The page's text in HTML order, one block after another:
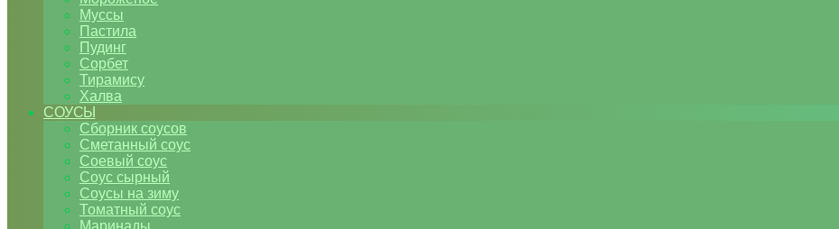
Муссы
Пастила
Пудинг
Сорбет
Тирамису
Халва
СОУСЫ
Сборник соусов
Сметанный соус
Соевый соус
Соус сырный
Соусы на зиму
Томатный соус
Маринады